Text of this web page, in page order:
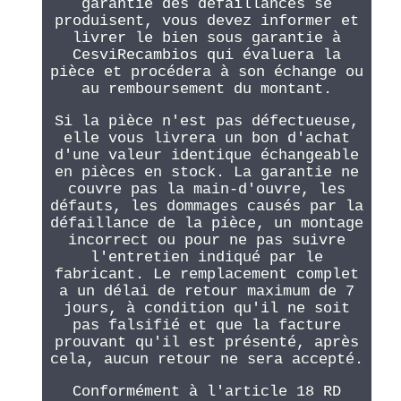
garantie des défaillances se
produisent, vous devez informer et
livrer le bien sous garantie à
CesviRecambios qui évaluera la
pièce et procédera à son échange ou
au remboursement du montant.
Si la pièce n'est pas défectueuse,
elle vous livrera un bon d'achat
d'une valeur identique échangeable
en pièces en stock. La garantie ne
couvre pas la main-d'ouvre, les
défauts, les dommages causés par la
défaillance de la pièce, un montage
incorrect ou pour ne pas suivre
l'entretien indiqué par le
fabricant. Le remplacement complet
a un délai de retour maximum de 7
jours, à condition qu'il ne soit
pas falsifié et que la facture
prouvant qu'il est présenté, après
cela, aucun retour ne sera accepté.
Conformément à l'article 18 RD